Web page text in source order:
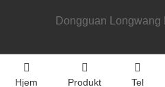
Dongguan Longwang
Hjem Produkt Tel